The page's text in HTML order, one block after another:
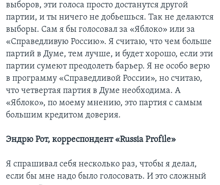
выборов, эти голоса просто достанутся другой
партии, и ты ничего не добьешься. Так не делаются
выборы. Сам я бы голосовал за «Яблоко» или за
«Справедливую Россию». Я считаю, что чем больше
партий в Думе, тем лучше, и будет хорошо, если эти
партии сумеют преодолеть барьер. Я не особо верю
в программу «Справедливой России», но считаю,
что четвертая партия в Думе необходима. А
«Яблоко», по моему мнению, это партия с самым
большим кредитом доверия.
Эндрю Рот, корреспондент «Russia Profile»
Я спрашивал себя несколько раз, чтобы я делал,
если бы мне надо было голосовать. И это сложный